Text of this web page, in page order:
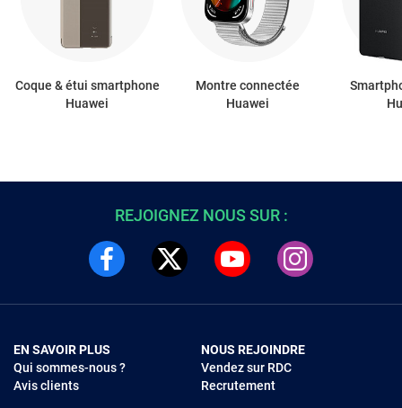
Coque & étui smartphone
Huawei
Montre connectée
Huawei
REJOIGNEZ NOUS SUR :
EN SAVOIR PLUS
Qui sommes-nous ?
Avis clients
NOUS REJOINDRE
Vendez sur RDC
Recrutement